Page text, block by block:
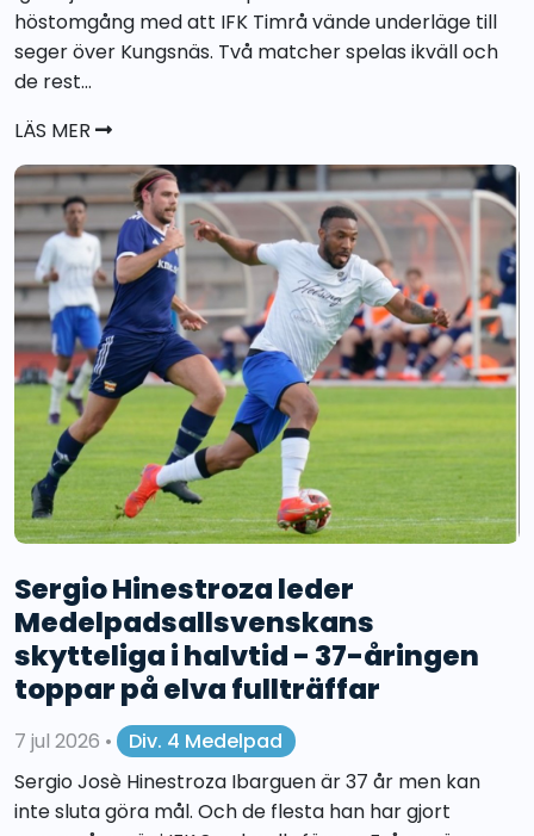
höstomgång med att IFK Timrå vände underläge till
seger över Kungsnäs. Två matcher spelas ikväll och
de rest...
LÄS MER
Sergio Hinestroza leder
Medelpadsallsvenskans
skytteliga i halvtid - 37-åringen
toppar på elva fullträffar
7 jul 2026 •
Div. 4 Medelpad
Sergio Josè Hinestroza Ibarguen är 37 år men kan
inte sluta göra mål. Och de flesta han har gjort